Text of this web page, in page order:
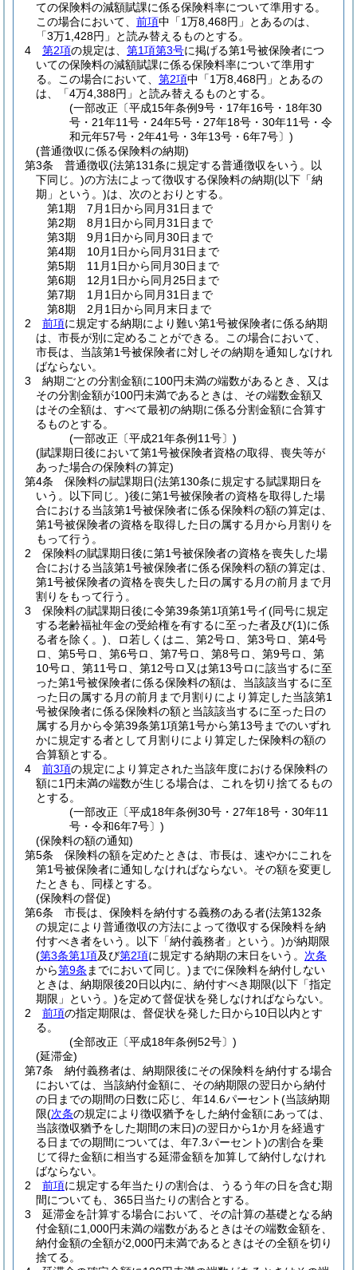
ての保険料の減額賦課に係る保険料率について準用する。
この場合において、 前項中「1万8,468円」とあるのは、
「3万1,428円」と読み替えるものとする。
4
第2項の規定は、 第1項第3号に掲げる第1号被保険者につ
いての保険料の減額賦課に係る保険料率について準用す
る。
この場合において、 第2項中「1万8,468円」とあるの
は、「4万4,388円」と読み替えるものとする。
(一部改正〔平成15年条例9号・17年16号・18年30
号・21年11号・24年5号・27年18号・30年11号・令
和元年57号・2年41号・3年13号・6年7号〕)
(普通徴収に係る保険料の納期)
第3条
普通徴収(法第131条に規定する普通徴収をいう。以
下同じ。)の方法によって徴収する保険料の納期(以下「納
期」という。)は、次のとおりとする。
第1期 7月1日から同月31日まで
第2期 8月1日から同月31日まで
第3期 9月1日から同月30日まで
第4期 10月1日から同月31日まで
第5期 11月1日から同月30日まで
第6期 12月1日から同月25日まで
第7期 1月1日から同月31日まで
第8期 2月1日から同月末日まで
2
前項に規定する納期により難い第1号被保険者に係る納期
は、市長が別に定めることができる。
この場合において、
市長は、当該第1号被保険者に対しその納期を通知しなけれ
ばならない。
3
納期ごとの分割金額に100円未満の端数があるとき、又は
その分割金額が100円未満であるときは、その端数金額又
はその全額は、すべて最初の納期に係る分割金額に合算す
るものとする。
(一部改正〔平成21年条例11号〕)
(賦課期日後において第1号被保険者資格の取得、喪失等が
あった場合の保険料の算定)
第4条
保険料の賦課期日(法第130条に規定する賦課期日を
いう。以下同じ。)後に第1号被保険者の資格を取得した場
合における当該第1号被保険者に係る保険料の額の算定は、
第1号被保険者の資格を取得した日の属する月から月割りを
もって行う。
2
保険料の賦課期日後に第1号被保険者の資格を喪失した場
合における当該第1号被保険者に係る保険料の額の算定は、
第1号被保険者の資格を喪失した日の属する月の前月まで月
割りをもって行う。
3
保険料の賦課期日後に令第39条第1項第1号イ(同号に規定
する老齢福祉年金の受給権を有するに至った者及び(1)に係
る者を除く。) 、ロ若しくはニ、第2号ロ、第3号ロ、第4号
ロ、第5号ロ、第6号ロ、第7号ロ、第8号ロ、第9号ロ、第
10号ロ、第11号ロ、第12号ロ又は第13号ロに該当するに至
った第1号被保険者に係る保険料の額は、当該該当するに至
った日の属する月の前月まで月割りにより算定した当該第1
号被保険者に係る保険料の額と当該該当するに至った日の
属する月から令第39条第1項第1号から第13号までのいずれ
かに規定する者として月割りにより算定した保険料の額の
合算額とする。
4
前3項の規定により算定された当該年度における保険料の
額に1円未満の端数が生じる場合は、これを切り捨てるもの
とする。
(一部改正〔平成18年条例30号・27年18号・30年11
号・令和6年7号〕)
(保険料の額の通知)
第5条
保険料の額を定めたときは、市長は、速やかにこれを
第1号被保険者に通知しなければならない。 その額を変更し
たときも、同様とする。
(保険料の督促)
第6条
市長は、保険料を納付する義務のある者(法第132条
の規定により普通徴収の方法によって徴収する保険料を納
付すべき者をいう。以下「納付義務者」という。)が納期限
(第3条第1項及び第2項に規定する納期の末日をいう。 次条
から第9条 までにおいて同じ。) までに保険料を納付しない
ときは、納期限後20日以内に、納付すべき期限(以下「指定
期限」という。)を定めて督促状を発しなければならない。
2
前項の指定期限は、督促状を発した日から10日以内とす
る。
(全部改正〔平成18年条例52号〕)
(延滞金)
第7条
納付義務者は、納期限後にその保険料を納付する場合
においては、当該納付金額に、その納期限の翌日から納付
の日までの期間の日数に応じ、年14.6パーセント(当該納期
限(次条の規定により徴収猶予をした納付金額にあっては、
当該徴収猶予をした期間の末日)の翌日から1か月を経過す
る日までの期間については、年7.3パーセント)の割合を乗
じて得た金額に相当する延滞金額を加算して納付しなけれ
ばならない。
2
前項に規定する年当たりの割合は、うるう年の日を含む期
間についても、365日当たりの割合とする。
3
延滞金を計算する場合において、その計算の基礎となる納
付金額に1,000円未満の端数があるときはその端数金額を、
納付金額の全額が2,000円未満であるときはその全額を切り
捨てる。